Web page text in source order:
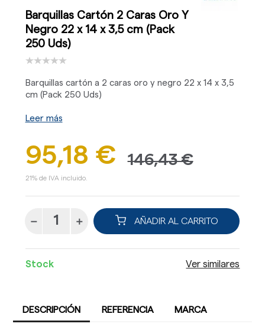
Barquillas Cartón 2 Caras Oro Y
Negro 22 x 14 x 3,5 cm (Pack
250 Uds)
Barquillas cartón a 2 caras oro y negro 22 x 14 x 3,5
cm (Pack 250 Uds)
Leer más
95,18 € 146,43 €
21% de IVA incluido.
AÑADIR AL CARRITO
Stock Ver similares
DESCRIPCIÓN REFERENCIA MARCA